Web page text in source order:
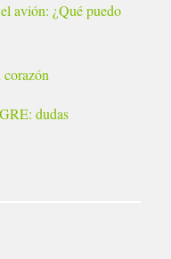
avión: ¿Qué puedo
corazón
dudas